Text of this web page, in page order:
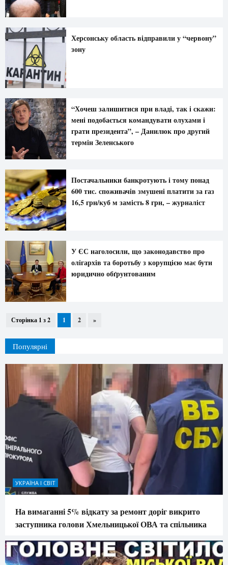
Херсонську область відправили у “червону”
зону
“Хочеш залишитися при владі, так і скажи:
мені подобається командувати олухами і
грати президента”, – Данилюк про другий
термін Зеленського
Постачальники банкротують і тому понад
600 тис. споживачів змушені платити за газ
16,5 грн/куб м замість 8 грн, – журналіст
У ЄС наголосили, що законодавство про
олігархів та боротьбу з корупцією має бути
юридично обґрунтованим
Сторінка 1 з 2 1 2 »
Популярні
УКРАЇНА І СВІТ
На вимаганні 5% відкату за ремонт доріг викрито
заступника голови Хмельницької ОВА та спільника